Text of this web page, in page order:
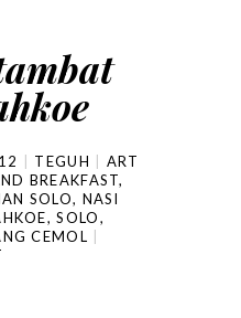
TEGUH
ART
BREAKFAST,
SOLO, NASI
,SOLO,
CEMOL